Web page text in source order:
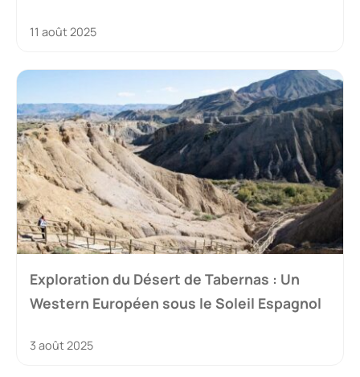
11 août 2025
Exploration du Désert de Tabernas : Un
Western Européen sous le Soleil Espagnol
3 août 2025